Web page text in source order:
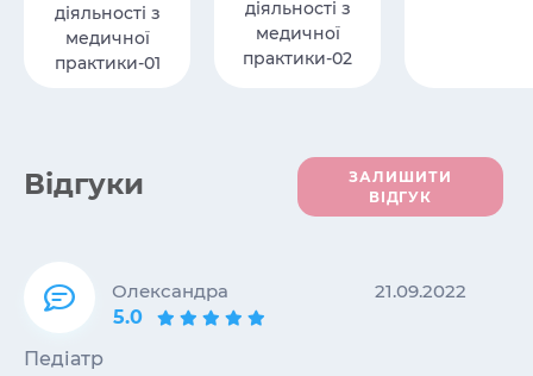
діяльності з
медичної
практики-01
діяльності з
медичної
практики-02
Вiдгуки
ЗАЛИШИТИ
ВІДГУК
Олександра
21.09.2022
5.0
Педіатр